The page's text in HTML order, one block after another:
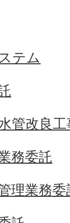
テム
管改良
務委託
理業務委